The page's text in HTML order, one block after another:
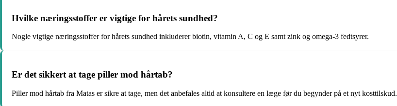
Hvilke næringsstoffer er vigtige for hårets sundhed?
Nogle vigtige næringsstoffer for hårets sundhed inkluderer biotin, vitamin A, C og E samt zink og omega-3 fedtsyrer.
Er det sikkert at tage piller mod hårtab?
Piller mod hårtab fra Matas er sikre at tage, men det anbefales altid at konsultere en læge før du begynder på et nyt kosttilskud.